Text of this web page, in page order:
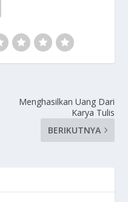
Menghasilkan Uang Dari
Karya Tulis
BERIKUTNYA